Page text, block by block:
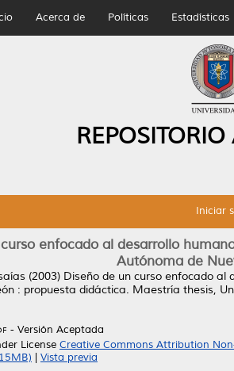
Acerca de Políticas Estadísticas
Iniciar
enfocado al desarrollo
Autónoma de
(2003) Diseño de un curso enfocado al
: propuesta didáctica. Maestría thesis,
- Versión Aceptada
License Creative Commons Attribution
Vista previa